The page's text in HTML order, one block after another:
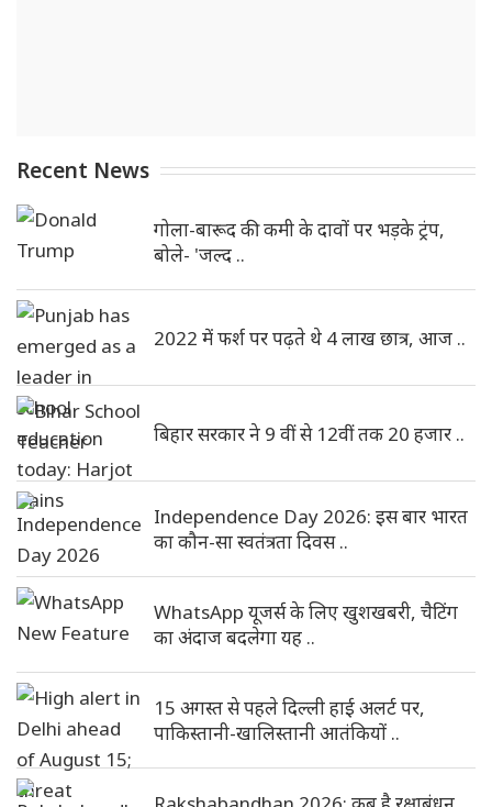
Recent News
गोला-बारूद की कमी के दावों पर भड़के ट्रंप,
बोले- 'जल्द ..
2022 में फर्श पर पढ़ते थे 4 लाख छात्र, आज ..
बिहार सरकार ने 9 वीं से 12वीं तक 20 हजार ..
Independence Day 2026: इस बार भारत
का कौन-सा स्वतंत्रता दिवस ..
WhatsApp यूजर्स के लिए खुशखबरी, चैटिंग
का अंदाज बदलेगा यह ..
15 अगस्त से पहले दिल्ली हाई अलर्ट पर,
पाकिस्तानी-खालिस्तानी आतंकियों ..